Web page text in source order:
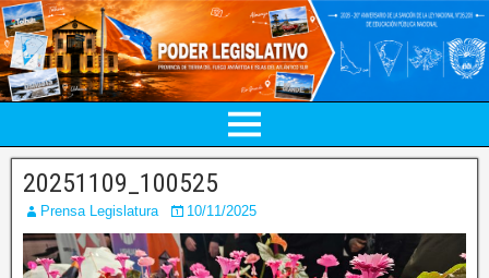
20251109_100525
Prensa Legislatura 10/11/2025